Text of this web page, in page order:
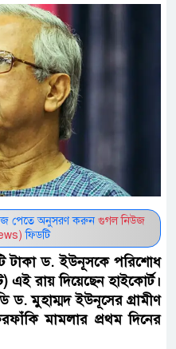
পেতে অনুসরণ করুন গুগল নিউজ
ফিডটি
টাকা ড. ইউনূসকে পরিশোধ
রায় দিয়েছেন হাইকোর্ট।
ড. মুহাম্মদ ইউনূসের গ্রামীণ
মামলার প্রথম দিনের